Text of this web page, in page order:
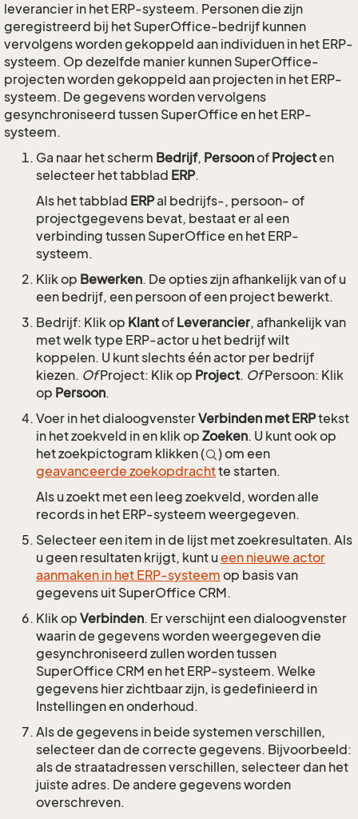
leverancier in het ERP-systeem. Personen die zijn
geregistreerd bij het SuperOffice-bedrijf kunnen
vervolgens worden gekoppeld aan individuen in het ERP-
systeem. Op dezelfde manier kunnen SuperOffice-
projecten worden gekoppeld aan projecten in het ERP-
systeem. De gegevens worden vervolgens
gesynchroniseerd tussen SuperOffice en het ERP-
systeem.
Ga naar het scherm Bedrijf, Persoonof Projecten
selecteer het tabblad ERP.
Als het tabblad ERPal bedrijfs-, persoon- of
projectgegevens bevat, bestaat er al een
verbinding tussen SuperOffice en het ERP-
systeem.
Klik op Bewerken. De opties zijn afhankelijk van of u
een bedrijf, een persoon of een project bewerkt.
Bedrijf: Klik op Klantof Leverancier, afhankelijk van
met welk type ERP-actor u het bedrijf wilt
koppelen. U kunt slechts één actor per bedrijf
kiezen. OfProject: Klik op Project. OfPersoon: Klik
op Persoon.
Voer in het dialoogvensterVerbinden met ERPtekst
in het zoekveld in en klik op Zoeken. U kunt ook op
het zoekpictogram klikken (
) om een
geavanceerde zoekopdrachtte starten.
Als u zoekt met een leeg zoekveld, worden alle
records in het ERP-systeem weergegeven.
Selecteer een item in de lijst met zoekresultaten. Als
u geen resultaten krijgt, kunt ueen nieuwe actor
aanmaken in het ERP-systeem op basis van
gegevens uit SuperOffice CRM.
Klik op Verbinden. Er verschijnt een dialoogvenster
waarin de gegevens worden weergegeven die
gesynchroniseerd zullen worden tussen
SuperOffice CRM en het ERP-systeem. Welke
gegevens hier zichtbaar zijn, is gedefinieerd in
Instellingen en onderhoud.
Als de gegevens in beide systemen verschillen,
selecteer dan de correcte gegevens. Bijvoorbeeld:
als de straatadressen verschillen, selecteer dan het
juiste adres. De andere gegevens worden
overschreven.